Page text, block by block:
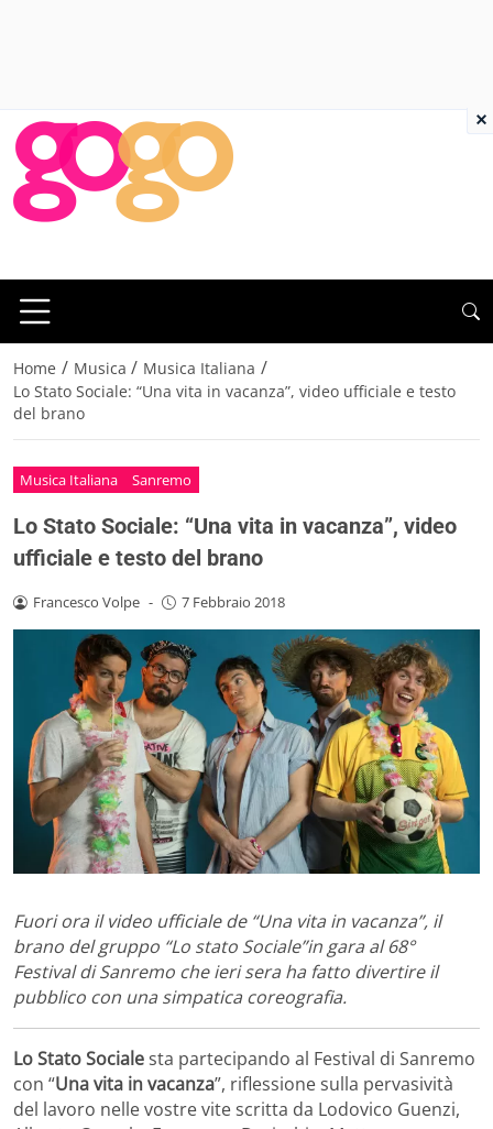
Home / Musica / Musica Italiana /
Lo Stato Sociale: “Una vita in vacanza”, video ufficiale e testo
del brano
Musica Italiana Sanremo
Lo Stato Sociale: “Una vita in vacanza”, video
ufficiale e testo del brano
Francesco Volpe - 7 Febbraio 2018
Fuori ora il video ufficiale de “Una vita in vacanza”, il
brano del gruppo “Lo stato Sociale”in gara al 68°
Festival di Sanremo che ieri sera ha fatto divertire il
pubblico con una simpatica coreografia.
Lo Stato Socialesta partecipando al Festival di Sanremo
con “Una vita in vacanza”, riflessione sulla pervasività
del lavoro nelle vostre vite scritta da Lodovico Guenzi,
×